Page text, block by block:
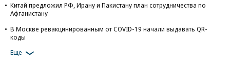
Китай предложил РФ, Ирану и Пакистану план сотрудничества по
Афганистану
В Москве ревакцинированным от COVID-19 начали выдавать QR-
коды
Еще